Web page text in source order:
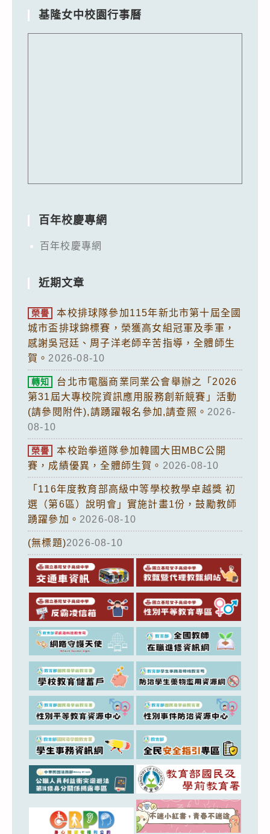
基隆女中校園行事曆
百年校慶專網
百年校慶專網
近期文章
榮譽
本校排球隊參加115年新北市第十屆全國
城市盃排球錦標賽，榮獲高女組冠軍及季軍，
感謝吳冠廷、周子洋老師辛苦指導，全體師生
賀。 2026-08-10
轉知
台北市電腦商業同業公會舉辦之「2026
第31屆大專校院資訊應用服務創新競賽」活動
(請參閱附件),請踴躍報名參加,請查照。 2026-
08-10
榮譽
本校跆拳道隊參加韓國大田MBC公開
賽，成績優異，全體師生賀。 2026-08-10
「116年度教育部高級中等學校教學卓越獎 初
選（第6區）說明會」實施計畫1份，鼓勵教師
踴躍參加。 2026-08-10
(無標題)2026-08-10